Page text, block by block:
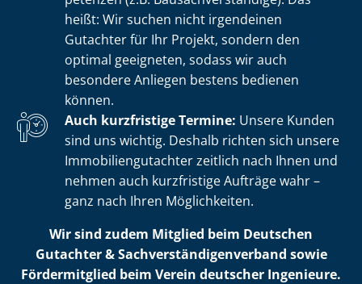
heißt: Wir suchen nicht irgendeinen
Gutachter für Ihr Projekt, sondern den
optimal geeigneten, sodass wir auch
besondere Anliegen bestens bedienen
können.
Auch kurzfristige Termine: Unsere Kunden
sind uns wichtig. Deshalb richten sich unsere
Im­mo­bi­li­en­gut­ach­ter zeitlich nach Ihnen und
nehmen auch kurzfristige Aufträge wahr –
ganz nach Ihren Möglichkeiten.
Wir sind zudem Mitglied beim Deutschen
Gutachter & Sach­ver­stän­di­gen­ver­band sowie
Fördermitglied beim Verein deutscher Ingenieure.